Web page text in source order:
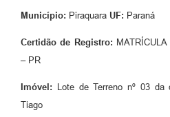
Município: Piraquara UF: Paraná
Certidão de Registro:
– PR
Imóvel: Lote de Terreno nº 03 da
Tiago